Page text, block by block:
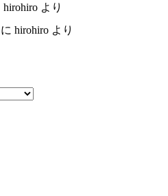
hirohiro より
に hirohiro より